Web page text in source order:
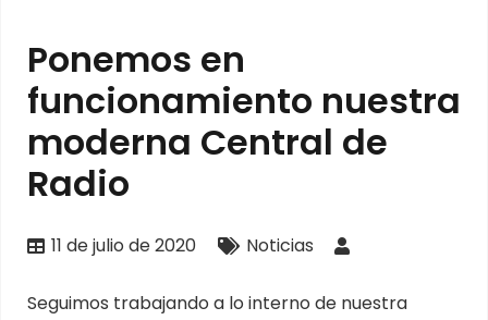
Ponemos en
funcionamiento nuestra
moderna Central de
Radio
11 de julio de 2020 Noticias
Seguimos trabajando a lo interno de nuestra